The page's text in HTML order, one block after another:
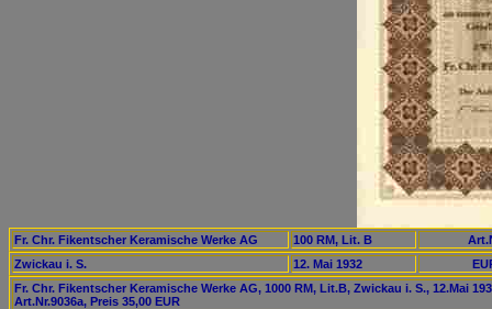
Fr. Chr. Fikentscher Keramische Werke AG 100 RM, Lit. B
Zwickau i. S.
12. Mai 1932
Fr. Chr. Fikentscher Keramische Werke AG, 1000 RM, Lit.B, Zwickau i. S., 12.Mai
Art.Nr.9036a, Preis 35,00 EUR